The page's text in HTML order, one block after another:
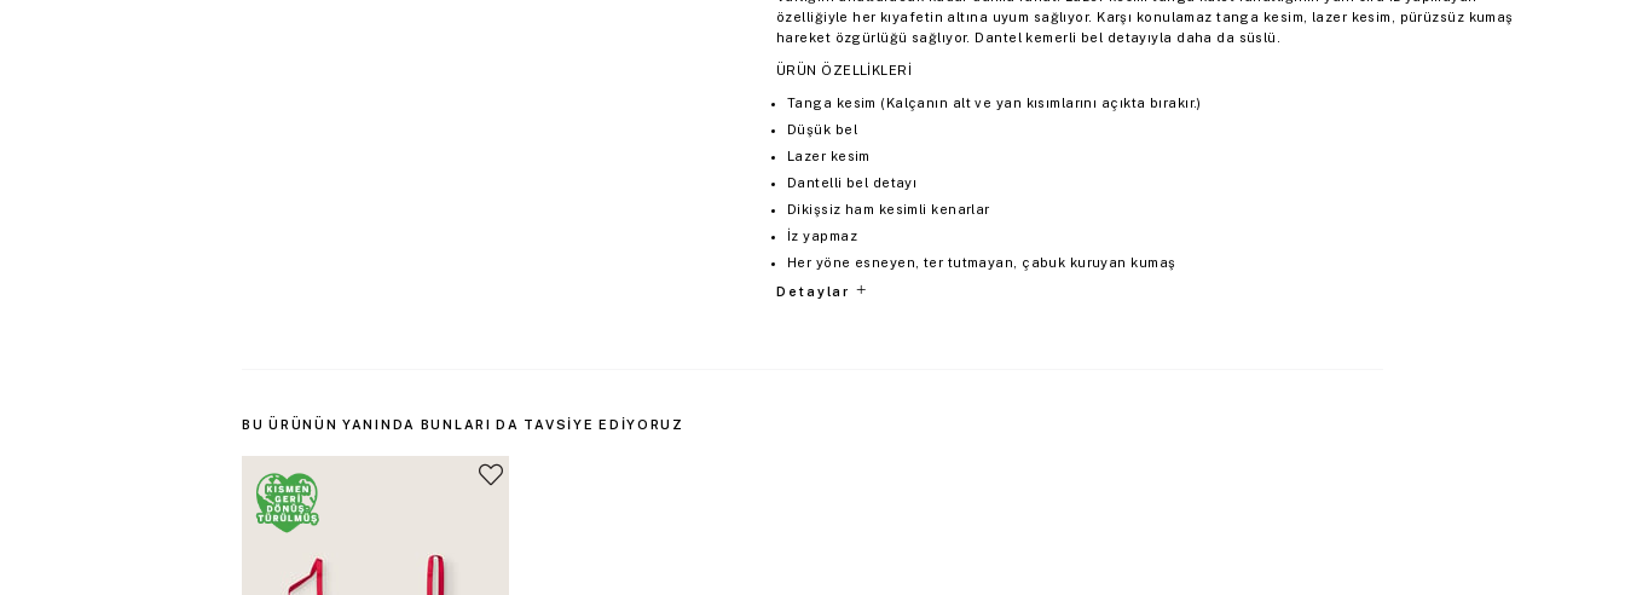
özelliğiyle her kıyafetin altına uyum sağlıyor. Karşı konulamaz tanga kesim, lazer kesim, pürüzsüz kumaş
hareket özgürlüğü sağlıyor. Dantel kemerli bel detayıyla daha da süslü.
ÜRÜN ÖZELLİKLERİ
Tanga kesim (Kalçanın alt ve yan kısımlarını açıkta bırakır.)
Düşük bel
Lazer kesim
Dantelli bel detayı
Dikişsiz ham kesimli kenarlar
İz yapmaz
Her yöne esneyen, ter tutmayan, çabuk kuruyan kumaş
Detaylar
BU ÜRÜNÜN YANINDA BUNLARI DA TAVSIYE EDIYORUZ